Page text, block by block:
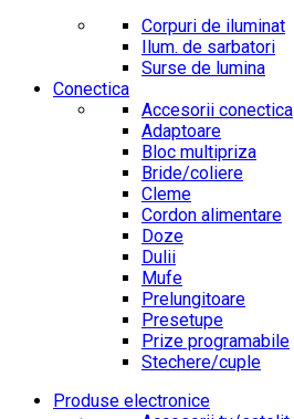
Corpuri de iluminat
Ilum. de sarbatori
Surse de lumina
Conectica
Accesorii conectica
Adaptoare
Bloc multipriza
Bride/coliere
Cleme
Cordon alimentare
Doze
Dulii
Mufe
Prelungitoare
Presetupe
Prize programabile
Stechere/cuple
Produse electronice